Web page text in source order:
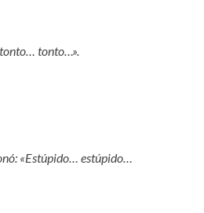
tonto… tonto…».
«Estúpido… estúpido…